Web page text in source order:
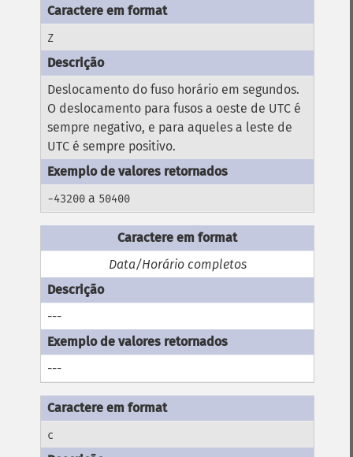
Z
Deslocamento do fuso horário em segundos.
O deslocamento para fusos a oeste de UTC é
sempre negativo, e para aqueles a leste de
UTC é sempre positivo.
-43200 a 50400
Data/Horário completos
---
---
c